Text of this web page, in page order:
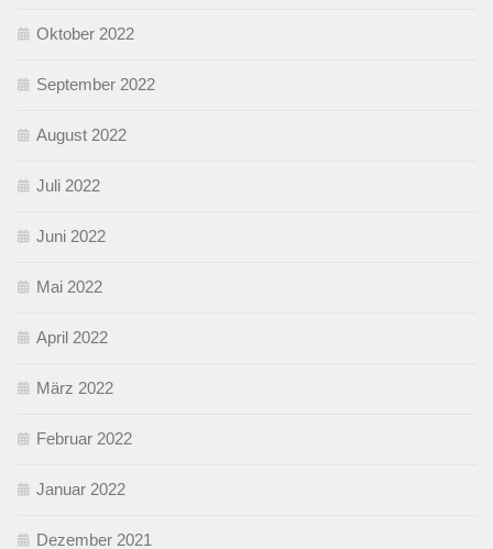
Oktober 2022
September 2022
August 2022
Juli 2022
Juni 2022
Mai 2022
April 2022
März 2022
Februar 2022
Januar 2022
Dezember 2021